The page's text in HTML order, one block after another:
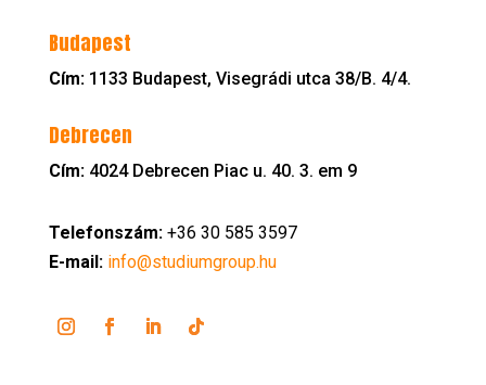
Budapest
Cím: 1133 Budapest, Visegrádi utca 38/B. 4/4.
Debrecen
Cím: 4024 Debrecen Piac u. 40. 3. em 9
Telefonszám: +36 30 585 3597
E-mail: info@studiumgroup.hu